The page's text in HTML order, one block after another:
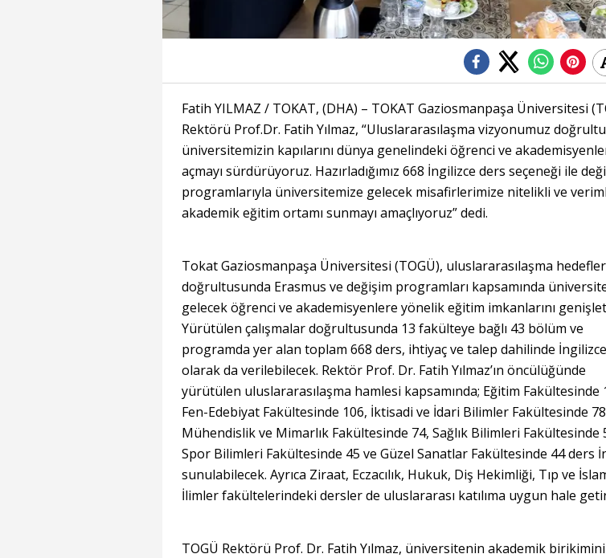
Fatih YILMAZ / TOKAT, (DHA) – TOKAT Gaziosmanpaşa Üniversitesi
Rektörü Prof.Dr. Fatih Yılmaz, “Uluslararasılaşma vizyonumuz
üniversitemizin kapılarını dünya genelindeki öğrenci ve
açmayı sürdürüyoruz. Hazırladığımız 668 İngilizce ders seçeneği ile
programlarıyla üniversitemize gelecek misafirlerimize nitelikli ve
akademik eğitim ortamı sunmayı amaçlıyoruz” dedi.
Tokat Gaziosmanpaşa Üniversitesi (TOGÜ), uluslararasılaşma
doğrultusunda Erasmus ve değişim programları kapsamında
gelecek öğrenci ve akademisyenlere yönelik eğitim imkanlarını
Yürütülen çalışmalar doğrultusunda 13 fakülteye bağlı 43 bölüm ve
programda yer alan toplam 668 ders, ihtiyaç ve talep dahilinde İngilizce
olarak da verilebilecek. Rektör Prof. Dr. Fatih Yılmaz’ın öncülüğünde
yürütülen uluslararasılaşma hamlesi kapsamında; Eğitim Fakültesinde
Fen-Edebiyat Fakültesinde 106, İktisadi ve İdari Bilimler Fakültesinde
Mühendislik ve Mimarlık Fakültesinde 74, Sağlık Bilimleri Fakültesinde
Spor Bilimleri Fakültesinde 45 ve Güzel Sanatlar Fakültesinde 44 ders
sunulabilecek. Ayrıca Ziraat, Eczacılık, Hukuk, Diş Hekimliği, Tıp ve
İlimler fakültelerindeki dersler de uluslararası katılıma uygun hale
TOGÜ Rektörü Prof. Dr. Fatih Yılmaz, üniversitenin akademik birikimini